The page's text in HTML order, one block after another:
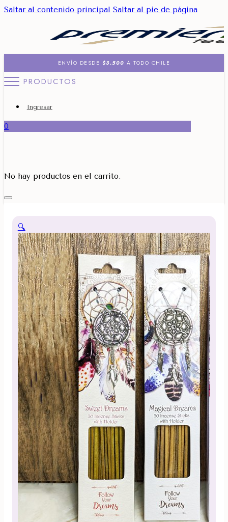
Saltar al contenido principal Saltar al pie de página
ENVÍO DESDE $3.500 A TODO CHILE
PRODUCTOS
Ingresar
0
No hay productos en el carrito.
🔍